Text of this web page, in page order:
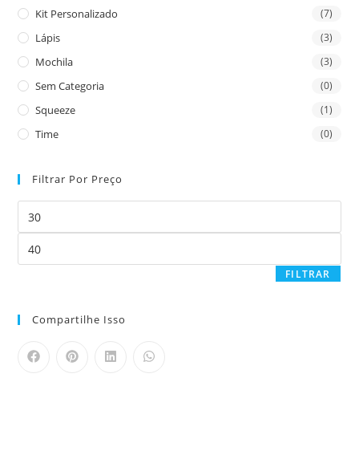
Kit Personalizado (7)
Lápis (3)
Mochila (3)
Sem Categoria (0)
Squeeze (1)
Time (0)
Filtrar Por Preço
FILTRAR
Compartilhe Isso